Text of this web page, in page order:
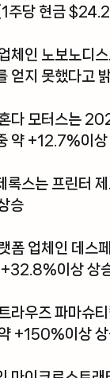
당 현금
체인 노보노디
얻지 못했다고
다 모터스는
약 +12.7%이상
록스는 프린터
승
폼 업체인 데스
+32.8%이상 상
라우즈 파마슈
+150%이상